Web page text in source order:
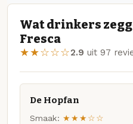
Wat drinkers
Fresca
★★☆☆☆2.9 uit 97
De Hopfan
Smaak: ★★★☆☆